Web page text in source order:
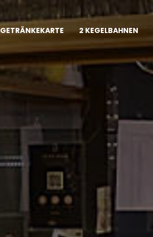
GETRÄNKEKARTE 2 KEGELBAHNEN